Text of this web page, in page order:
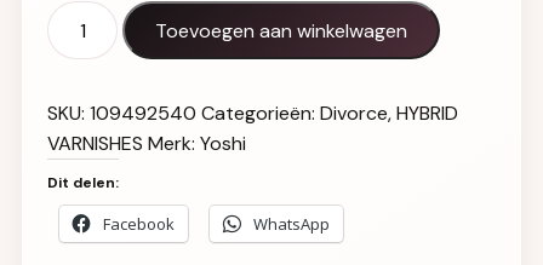
Gel Polish UV LED Lover - 816 aantal
Toevoegen aan winkelwagen
SKU: 109492540 Categorieën: Divorce,HYBRID
VARNISHES Merk: Yoshi
Dit delen:
Facebook WhatsApp